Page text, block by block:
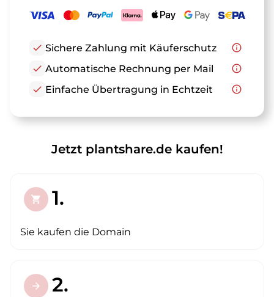
check Sichere Zahlung mit Käuferschutz
info_outline
check Automatische Rechnung per Mail
info_outline
check Einfache Übertragung in Echtzeit info_outline
Jetzt plantshare.de kaufen!
shopping_cart 1.
Sie kaufen die Domain
arrow_forward 2.